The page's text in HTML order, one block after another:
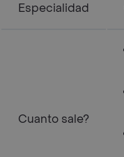
Especialidad
Cuanto sale?